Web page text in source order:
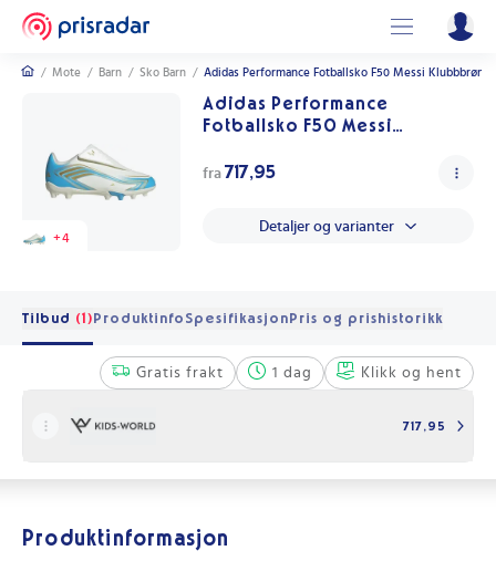
/ Mote / Barn / Sko Barn / Adidas Performance Fotballsko F50 Messi
+4
Adidas Performance
Fotballsko F50 Messi
Performance 29 Fotballsko –
fra 717,95
Detaljer og varianter
Tilbud (1)Produktinfo SpesifikasjonPris og prishistorikk
Gratis frakt 1 dag Klikk og hent
717,95
Produktinformasjon